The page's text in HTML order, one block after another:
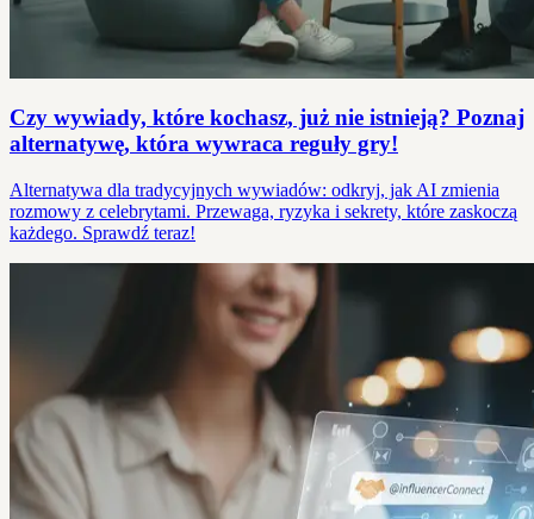
Czy wywiady, które kochasz, już nie istnieją? Poznaj
alternatywę, która wywraca reguły gry!
Alternatywa dla tradycyjnych wywiadów: odkryj, jak AI zmienia
rozmowy z celebrytami. Przewaga, ryzyka i sekrety, które zaskoczą
każdego. Sprawdź teraz!